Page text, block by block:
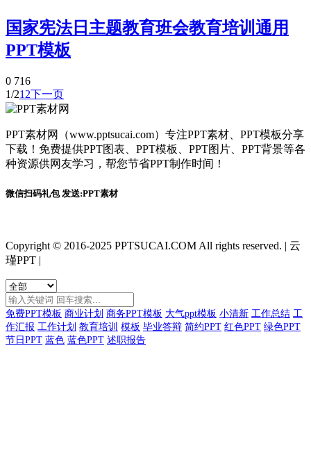
国家宪法日主题教育班会教育培训通用
PPT模板
0 716
1/21 2下一页
PPT素材网（www.pptsucai.com）专注PPT素材、PPT模板分享
下载！免费提供PPT图表、PPT模板、PPT图片、PPT背景等各
种资源供网友学习，帮您节省PPT制作时间！
微信扫码礼包 发送:PPT素材
Copyright © 2016-2025 PPTSUCAI.COM All rights reserved. | 云
瑾PPT |
免费PPT模板 商业计划 商务PPT模板 大气ppt模板 小清新 工作总结 工
作汇报 工作计划 教育培训 模板 毕业答辩 简约PPT 红色PPT 绿色PPT
节日PPT 蓝色 蓝色PPT 述职报告